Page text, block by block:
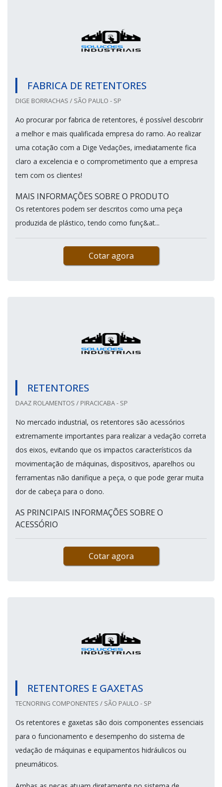
FABRICA DE RETENTORES
DIGE BORRACHAS / SÃO PAULO - SP
Ao procurar por fabrica de retentores, é possível descobrir
a melhor e mais qualificada empresa do ramo. Ao realizar
uma cotação com a Dige Vedações, imediatamente fica
claro a excelencia e o comprometimento que a empresa
tem com os clientes!
MAIS INFORMAÇÕES SOBRE O PRODUTO
Os retentores podem ser descritos como uma peça
produzida de plástico, tendo como funç&at...
Cotar agora
RETENTORES
DAAZ ROLAMENTOS / PIRACICABA - SP
No mercado industrial, os retentores são acessórios
extremamente importantes para realizar a vedação correta
dos eixos, evitando que os impactos característicos da
movimentação de máquinas, dispositivos, aparelhos ou
ferramentas não danifique a peça, o que pode gerar muita
dor de cabeça para o dono.
AS PRINCIPAIS INFORMAÇÕES SOBRE O
ACESSÓRIO
Cotar agora
RETENTORES E GAXETAS
TECNORING COMPONENTES / SÃO PAULO - SP
Os retentores e gaxetas são dois componentes essenciais
para o funcionamento e desempenho do sistema de
vedação de máquinas e equipamentos hidráulicos ou
pneumáticos.